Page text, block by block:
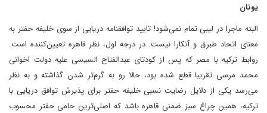
یونان
البته ماجرا در لیبی تمام نمی‌شود! تایید توافقنامه دریایی از سوی خلیفه حفتر به
معنای اتحاد طبرق و آنکارا نیست. در درجه اول، نظر قاهره تعیین‌کننده است.
روابط ترکیه با مصر که پس از کودتای عبدالفتاح السیسی علیه دولت اخوانی
محمد مرسی تقریبا قطع شده بود، حالا رو به گرم‌تر شدن گذاشته و به نظر
می‌رسد یکی از دلایل رضایت نسبی خلیفه حفتر برای پذیرش توافق دریایی با
ترکیه، همین چراغ سبز ضمنی قاهره باشد که اصلی‌ترین حامی حفتر محسوب